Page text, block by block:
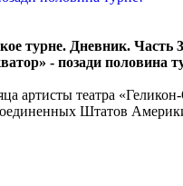
турне. Дневник. Часть
- позади половина
артисты театра
Штатов